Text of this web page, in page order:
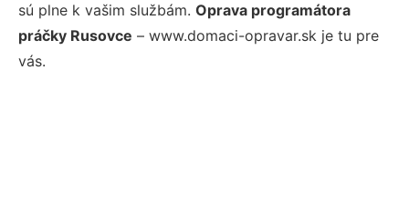
sú plne k vašim službám. Oprava programátora
práčky Rusovce – www.domaci-opravar.sk je tu pre
vás.